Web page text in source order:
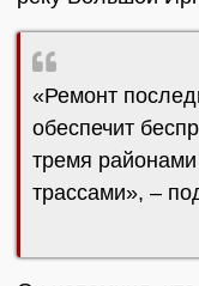
«Ремонт
обеспечит
тремя
трассами», –